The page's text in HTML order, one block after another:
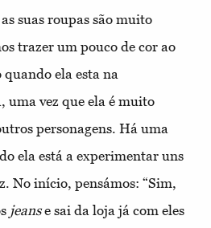
suas roupas são muito
trazer um pouco de cor ao
ela esta na
uma vez que ela é muito
personagens. Há uma
ela está a experimentar uns
No início, pensámos: “Sim,
jeanse sai da loja já com eles